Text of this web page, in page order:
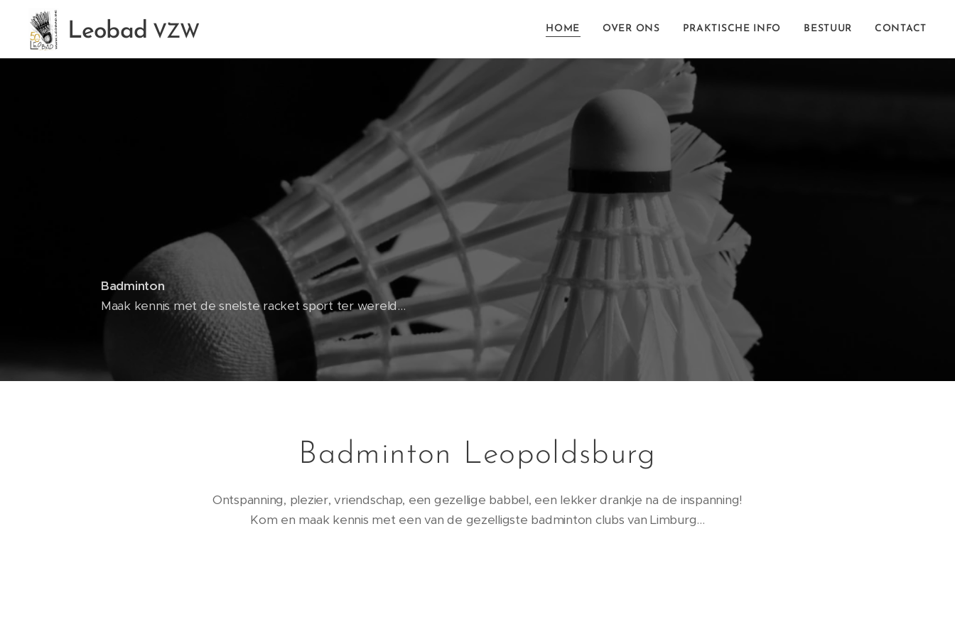
Leobad VZW HOME OVER ONS PRAKTISCHE INFO BESTUUR CONTACT
Badminton
Maak kennis met de snelste racket sport ter wereld...
Badminton Leopoldsburg
Ontspanning, plezier, vriendschap, een gezellige babbel, een lekker drankje na de inspanning!
Kom en maak kennis met een van de gezelligste badminton clubs van Limburg...